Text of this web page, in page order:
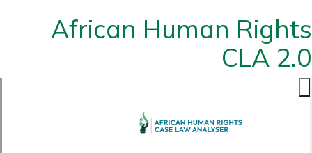
African Human Rights
CLA 2.0